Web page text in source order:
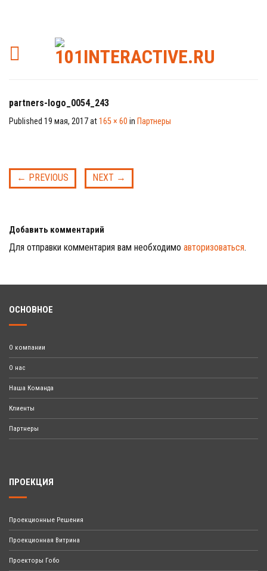
partners-logo_0054_243
Published 19 мая, 2017at165 × 60 in Партнеры
← PREVIOUS NEXT →
Добавить комментарий
Для отправки комментария вам необходимо авторизоваться.
ОСНОВНОЕ
О компании
О нас
Наша Команда
Клиенты
Партнеры
ПРОЕКЦИЯ
Проекционные Решения
Проекционная Витрина
Проекторы Гобо